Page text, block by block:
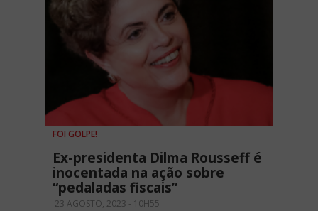
FOI GOLPE!
Ex-presidenta Dilma Rousseff é
inocentada na ação sobre
“pedaladas fiscais”
23 AGOSTO, 2023 - 10H55